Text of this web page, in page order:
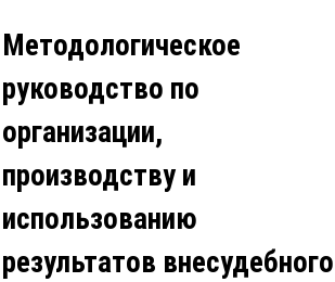
Методологическое
руководство по
организации,
производству и
использованию
результатов внесудебного